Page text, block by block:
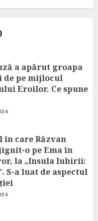
a apărut groapa
de pe mijlocul
Eroilor. Ce spune
în care Răzvan
o pe Ema în
la „Insula Iubirii:
S-a luat de aspectul